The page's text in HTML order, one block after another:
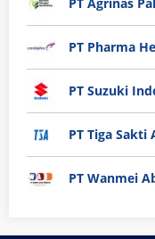
PT Pharma
PT Suzuki
PT Tiga Sakti
PT Wanmei